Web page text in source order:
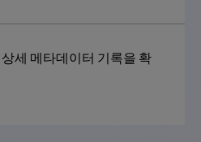
세 메타데이터 기록을 확